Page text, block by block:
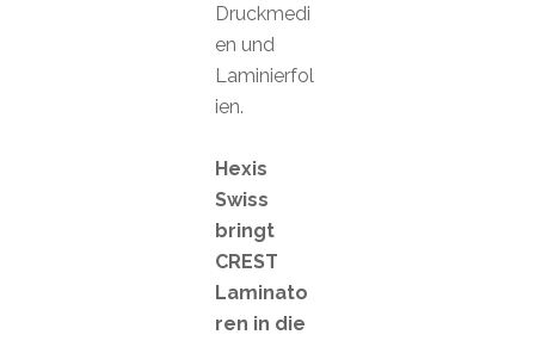
Druckmedi
en und
Laminierfol
ien.
Hexis
Swiss
bringt
CREST
Laminato
ren in die